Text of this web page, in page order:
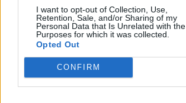
I want to opt-out of Collection, Use,
Retention, Sale, and/or Sharing of my
Personal Data that Is Unrelated with the
Purposes for which it was collected.
Opted Out
CONFIRM
Liget
Krónika
Bihari Napló
Erdélyi Napló
Főtér